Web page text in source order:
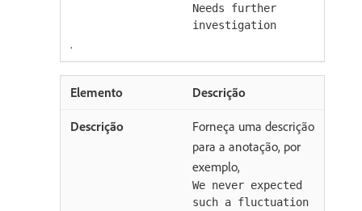
Needs further
investigation
.
Descrição
Forneça uma descrição
para a anotação, por
exemplo,
We never expected
such a fluctuation